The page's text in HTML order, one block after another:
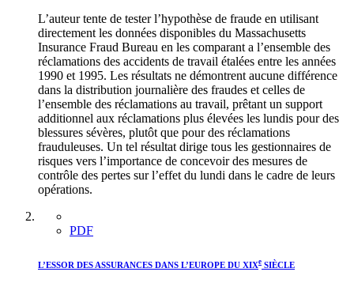
L’auteur tente de tester l’hypothèse de fraude en utilisant
directement les données disponibles du Massachusetts
Insurance Fraud Bureau en les comparant a l’ensemble des
réclamations des accidents de travail étalées entre les années
1990 et 1995. Les résultats ne démontrent aucune différence
dans la distribution journalière des fraudes et celles de
l’ensemble des réclamations au travail, prêtant un support
additionnel aux réclamations plus élevées les lundis pour des
blessures sévères, plutôt que pour des réclamations
frauduleuses. Un tel résultat dirige tous les gestionnaires de
risques vers l’importance de concevoir des mesures de
contrôle des pertes sur l’effet du lundi dans le cadre de leurs
opérations.
PDF
L’ESSOR DES ASSURANCES DANS L’EUROPE DU XIXe SIÈCLE